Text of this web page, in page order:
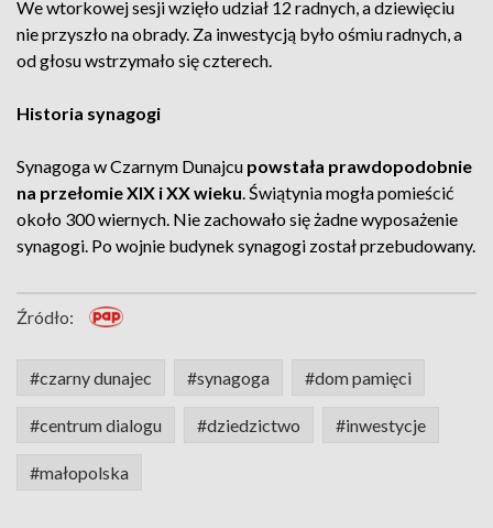
We wtorkowej sesji wzięło udział 12 radnych, a dziewięciu
nie przyszło na obrady. Za inwestycją było ośmiu radnych, a
od głosu wstrzymało się czterech.
Historia synagogi
Synagoga w Czarnym Dunajcu powstała prawdopodobnie
na przełomie XIX i XX wieku. Świątynia mogła pomieścić
około 300 wiernych. Nie zachowało się żadne wyposażenie
synagogi. Po wojnie budynek synagogi został przebudowany.
Źródło:
#czarny dunajec #synagoga #dom pamięci
#centrum dialogu #dziedzictwo #inwestycje
#małopolska